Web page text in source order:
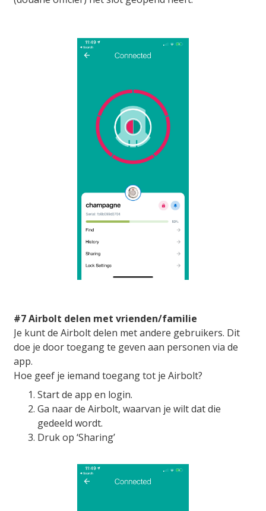
#7 Airbolt delen met vrienden/familie
Je kunt de Airbolt delen met andere gebruikers. Dit
doe je door toegang te geven aan personen via de
app.
Hoe geef je iemand toegang tot je Airbolt?
Start de app en login.
Ga naar de Airbolt, waarvan je wilt dat die
gedeeld wordt.
Druk op ‘Sharing’